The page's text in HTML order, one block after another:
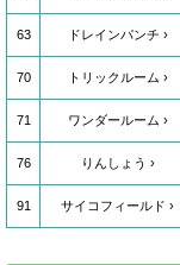
63 ドレインパンチ
70 トリックルーム
71 ワンダールーム
76 りんしょう
91 サイコフィールド